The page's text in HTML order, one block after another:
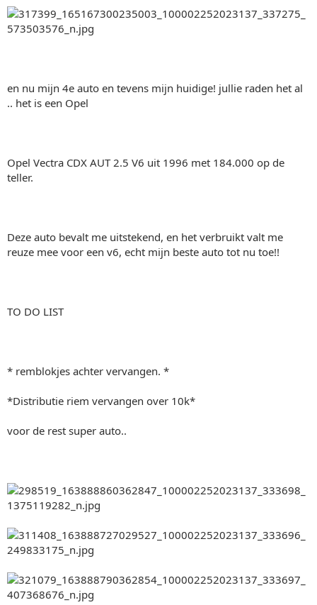
en nu mijn 4e auto en tevens mijn huidige! jullie raden het al
.. het is een Opel
Opel Vectra CDX AUT 2.5 V6 uit 1996 met 184.000 op de
teller.
Deze auto bevalt me uitstekend, en het verbruikt valt me
reuze mee voor een v6, echt mijn beste auto tot nu toe!!
TO DO LIST
* remblokjes achter vervangen. *
*Distributie riem vervangen over 10k*
voor de rest super auto..